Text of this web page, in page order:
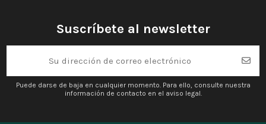
Suscríbete al newsletter
Puede darse de baja en cualquier momento. Para ello, consulte nuestra
información de contacto en el aviso legal.